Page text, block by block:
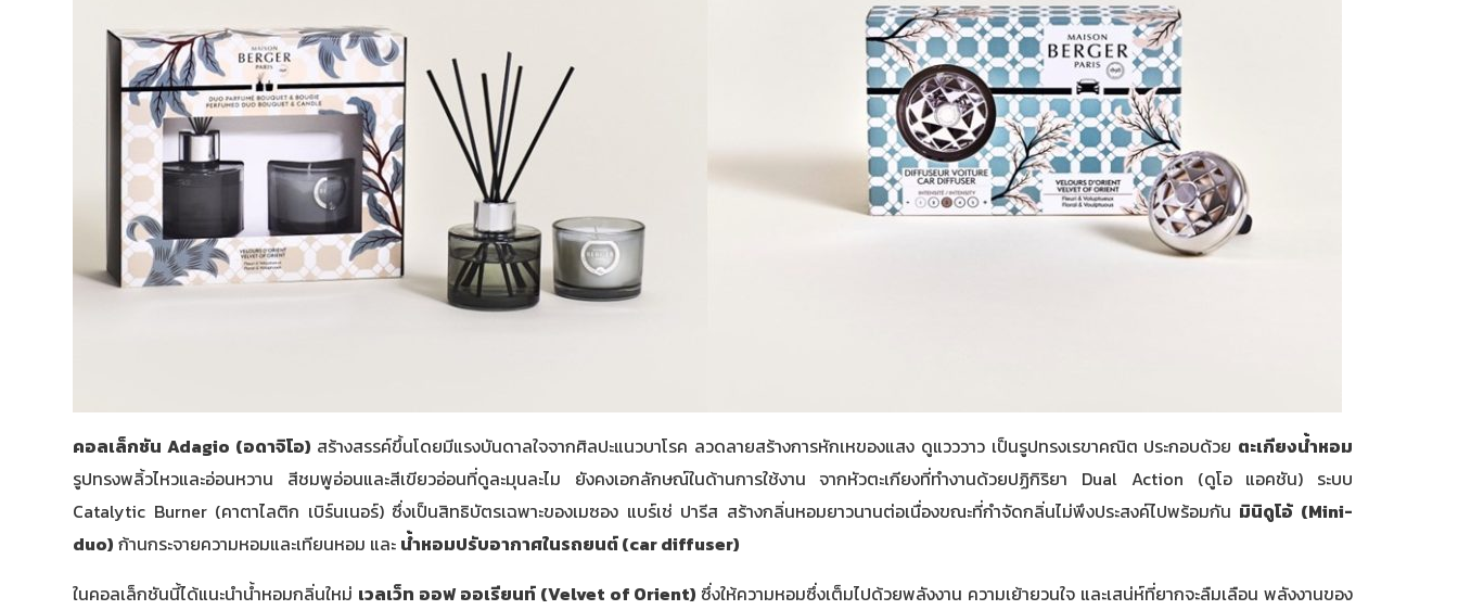
คอลเล็กชัน Adagio (อดาจิโอ) สร้างสรรค์ขึ้นโดยมีแรงบันดาลใจจากศิลปะแนวบาโรค ลวดลายสร้างการหักเหของแสง ดูแวววาว เป็นรูปทรงเรขาคณิต ประกอบด้วย ตะเกียงน้ำหอม
รูปทรงพลิ้วไหวและอ่อนหวาน สีชมพูอ่อนและสีเขียวอ่อนที่ดูละมุนละไม ยังคงเอกลักษณ์ในด้านการใช้งาน จากหัวตะเกียงที่ทำงานด้วยปฏิกิริยา Dual Action (ดูโอ แอคชัน) ระบบ
Catalytic Burner (คาตาไลติก เบิร์นเนอร์) ซึ่งเป็นสิทธิบัตรเฉพาะของเมซอง แบร์เช่ ปารีส สร้างกลิ่นหอมยาวนานต่อเนื่องขณะที่กำจัดกลิ่นไม่พึงประสงค์ไปพร้อมกัน มินิดูโอ้ (Mini-
duo) ก้านกระจายความหอมและเทียนหอม และ น้ำหอมปรับอากาศในรถยนต์ (car diffuser)
ในคอลเล็กชันนี้ได้แนะนำน้ำหอมกลิ่นใหม่ เวลเว็ท ออฟ ออเรียนท์ (Velvet of Orient) ซึ่งให้ความหอมซึ่งเต็มไปด้วยพลังงาน ความเย้ายวนใจ และเสน่ห์ที่ยากจะลืมเลือน พลังงานของ